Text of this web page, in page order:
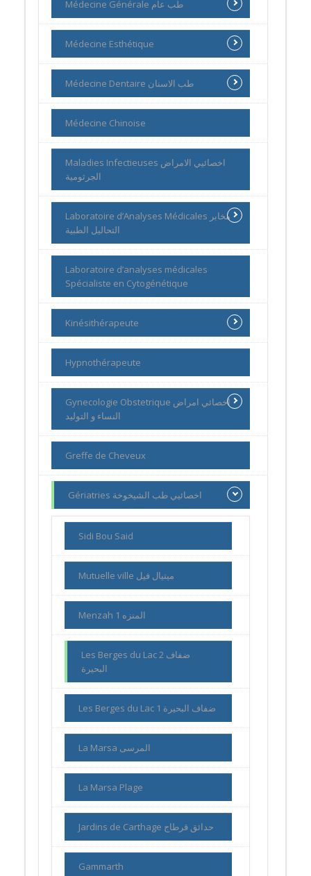
Médecine Générale طب عام
Médecine Esthétique
Médecine Dentaire طب الاسنان
Médecine Chinoise
Maladies Infectieuses اخصائيي الامراض
الجرثومية
Laboratoire d’Analyses Médicales مخابر
التحاليل الطبية
Laboratoire d’analyses médicales
Spécialiste en Cytogénétique
Kinésithérapeute
Hypnothérapeute
Gynecologie Obstetrique اخصائي امراض
النساء و التوليد
Greffe de Cheveux
Gériatries اخصائيي طب الشيخوخة
Sidi Bou Said
Mutuelle ville ميتيال فيل
Menzah 1 المنزه
Les Berges du Lac 2 ضفاف
البحيرة
Les Berges du Lac 1 ضفاف البحيرة
La Marsa المرسى
La Marsa Plage
Jardins de Carthage حدائق قرطاج
Gammarth